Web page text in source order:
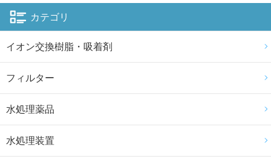
カテゴリ
イオン交換樹脂・吸着剤
フィルター
水処理薬品
水処理装置